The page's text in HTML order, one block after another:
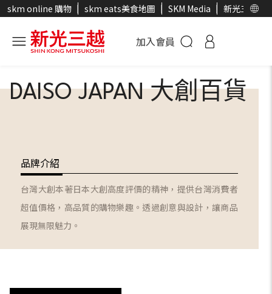
skm online 購物 skm eats美食地圖 SKM Media 新光三越官
加入會員
DAISO JAPAN 大創百貨
品牌介紹
台灣大創本著日本大創高度評價的精神，提供台灣消費者
超值價格，高品質的購物樂趣。透過創意與設計，讓商品
展現無限魅力。